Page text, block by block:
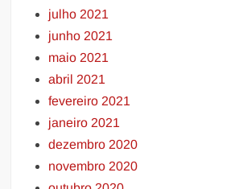
julho 2021
junho 2021
maio 2021
abril 2021
fevereiro 2021
janeiro 2021
dezembro 2020
novembro 2020